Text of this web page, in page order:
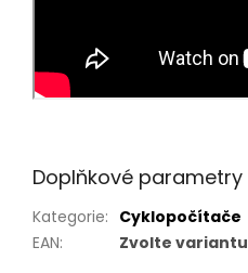
Doplňkové parametry
Kategorie: Cyklopočítače
EAN: Zvolte variantu